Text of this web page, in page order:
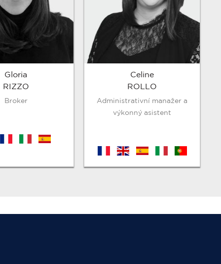
Gloria
RIZZO
Broker
es
Celine
ROLLO
Administrativní manažer a
výkonný asistent
en es pt